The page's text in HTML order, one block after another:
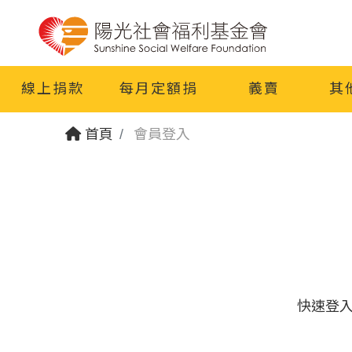
線上捐款 每月定額捐 義賣 其
首頁 會員登入
快速登入